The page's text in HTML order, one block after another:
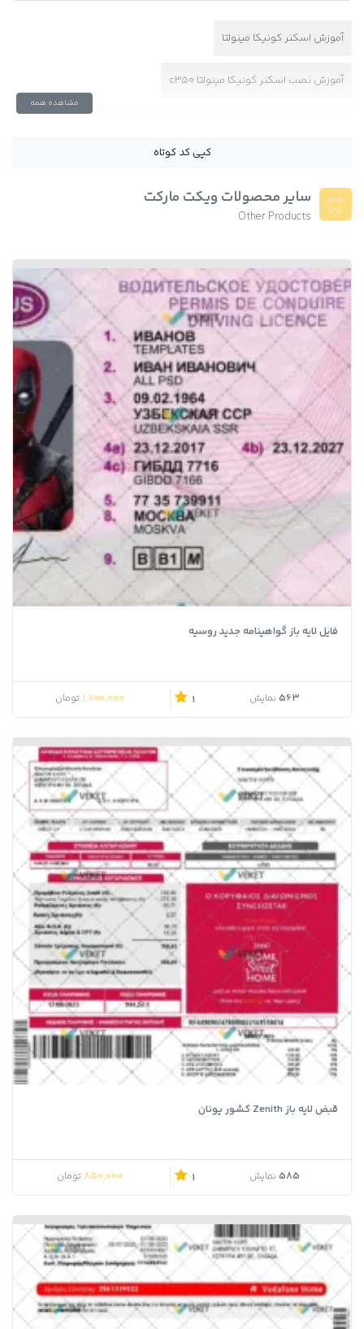
آموزش اسکنر کونیکا مینولتا
آموزش نصب اسکنر کونیکا مینولتا c350
روش نصب دستگاه کپی کونیکا مینولتا c350 با کابل lan
نصب اسکنر کونیکا از طریق ftp
مشاهده همه
کپی کد کوتاه
سایر محصولات ویکت مارکت
Other Products
فایل لایه باز گواهینامه جدید روسیه
563 نمایش 1
1,700,000 تومان
قبض لایه باز Zenith کشور یونان
585 نمایش 1
850,000 تومان